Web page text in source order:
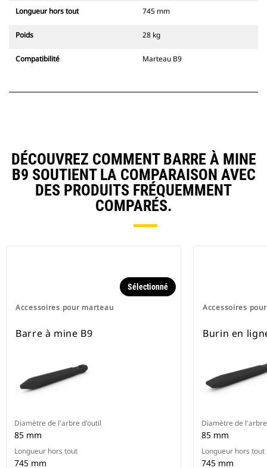
Longueur hors tout 745 mm
Poids 28 kg
Compatibilité Marteau B9
DÉCOUVREZ COMMENT BARRE À MINE
B9 SOUTIENT LA COMPARAISON AVEC
DES PRODUITS FRÉQUEMMENT
COMPARÉS.
Accessoires pour marteau
Sélectionné
Barre à mine B9
Diamètre de l'arbre d'outil
85 mm
Longueur hors tout
745 mm
Accessoires
Burin en
Diamètre de
85 mm
Longueur hors tout
745 mm